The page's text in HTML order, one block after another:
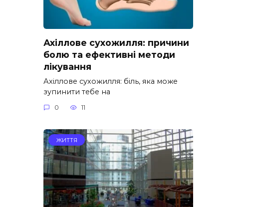
Ахіллове сухожилля: причини
болю та ефективні методи
лікування
Ахіллове сухожилля: біль, яка може
зупинити тебе на
0 11
ЖИТТЯ